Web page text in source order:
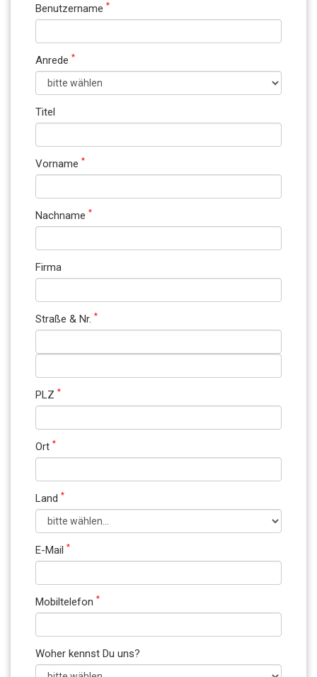
Benutzername *
Anrede *
Titel
Vorname *
Nachname *
Firma
Straße & Nr. *
PLZ *
Ort *
Land *
E-Mail *
Mobiltelefon *
Woher kennst Du uns?